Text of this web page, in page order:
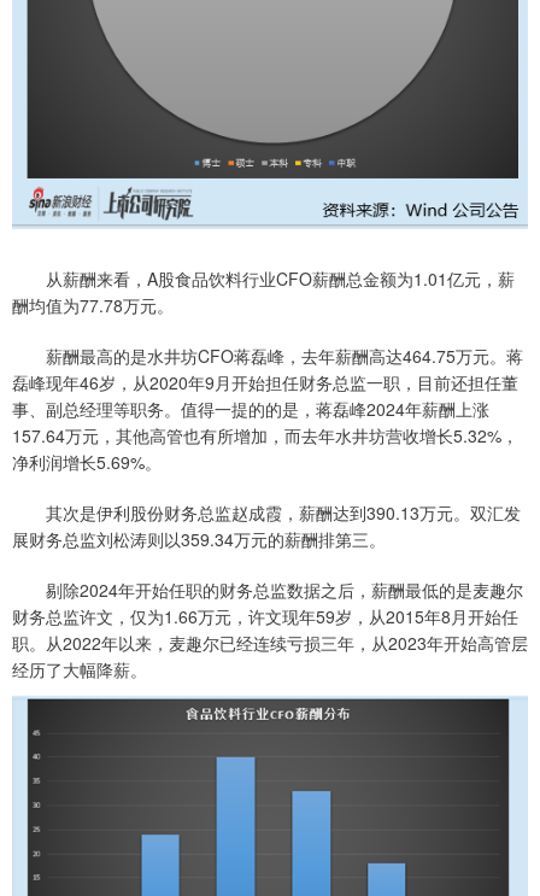
从薪酬来看，A股食品饮料行业CFO薪酬总金额为1.01亿元，薪
酬均值为77.78万元。
薪酬最高的是水井坊CFO蒋磊峰，去年薪酬高达464.75万元。蒋
磊峰现年46岁，从2020年9月开始担任财务总监一职，目前还担任董
事、副总经理等职务。值得一提的的是，蒋磊峰2024年薪酬上涨
157.64万元，其他高管也有所增加，而去年水井坊营收增长5.32%，
净利润增长5.69%。
其次是伊利股份财务总监赵成霞，薪酬达到390.13万元。双汇发
展财务总监刘松涛则以359.34万元的薪酬排第三。
剔除2024年开始任职的财务总监数据之后，薪酬最低的是麦趣尔
财务总监许文，仅为1.66万元，许文现年59岁，从2015年8月开始任
职。从2022年以来，麦趣尔已经连续亏损三年，从2023年开始高管层
经历了大幅降薪。